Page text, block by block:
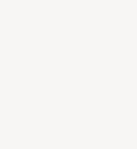
Meilleur
conseils